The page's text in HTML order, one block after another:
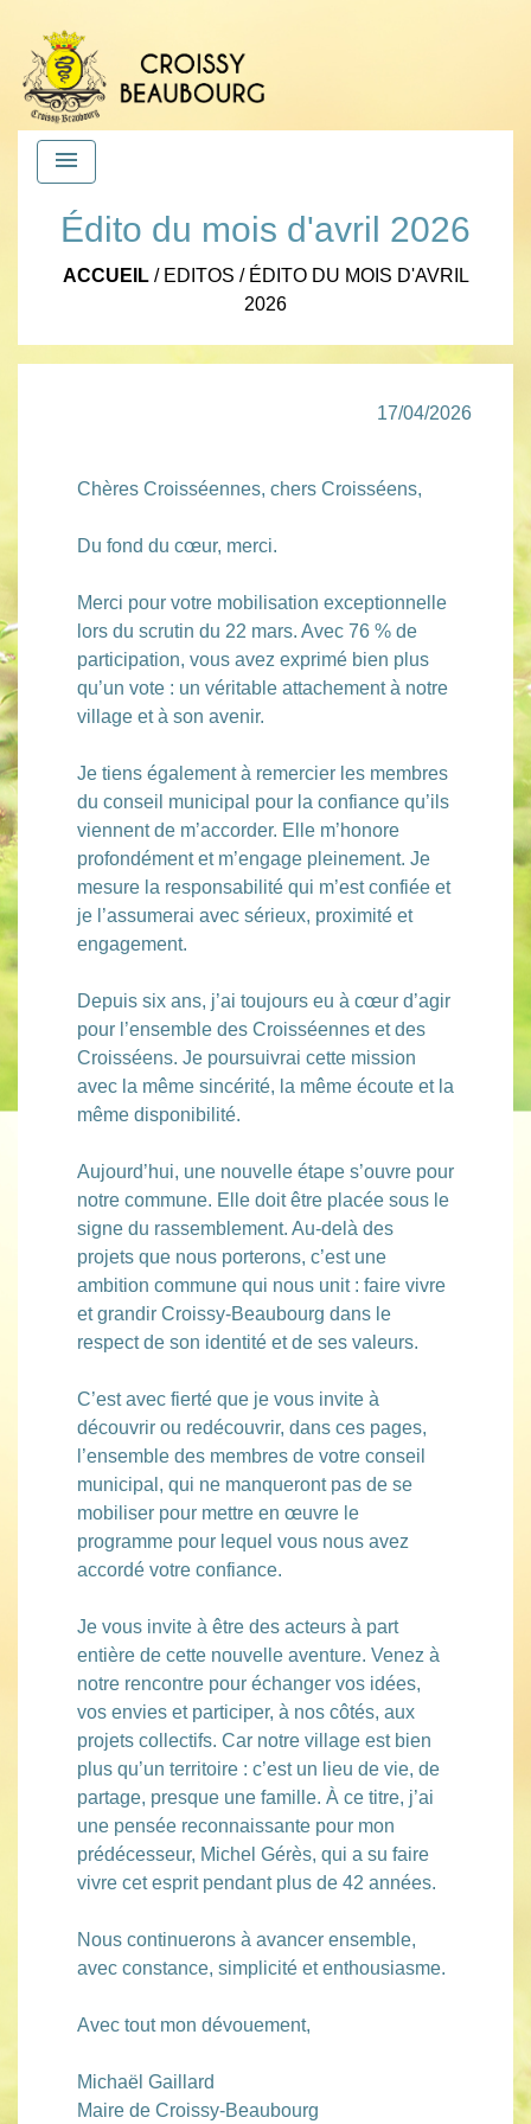
menu
Édito du mois d'avril 2026
ACCUEIL/ EDITOS / ÉDITO DU MOIS D'AVRIL
2026
17/04/2026
Chères Croisséennes, chers Croisséens,
Du fond du cœur, merci.
Merci pour votre mobilisation exceptionnelle
lors du scrutin du 22 mars. Avec 76 % de
participation, vous avez exprimé bien plus
qu’un vote : un véritable attachement à notre
village et à son avenir.
Je tiens également à remercier les membres
du conseil municipal pour la confiance qu’ils
viennent de m’accorder. Elle m’honore
profondément et m’engage pleinement. Je
mesure la responsabilité qui m’est confiée et
je l’assumerai avec sérieux, proximité et
engagement.
Depuis six ans, j’ai toujours eu à cœur d’agir
pour l’ensemble des Croisséennes et des
Croisséens. Je poursuivrai cette mission
avec la même sincérité, la même écoute et la
même disponibilité.
Aujourd’hui, une nouvelle étape s’ouvre pour
notre commune. Elle doit être placée sous le
signe du rassemblement. Au-delà des
projets que nous porterons, c’est une
ambition commune qui nous unit : faire vivre
et grandir Croissy-Beaubourg dans le
respect de son identité et de ses valeurs.
C’est avec fierté que je vous invite à
découvrir ou redécouvrir, dans ces pages,
l’ensemble des membres de votre conseil
municipal, qui ne manqueront pas de se
mobiliser pour mettre en œuvre le
programme pour lequel vous nous avez
accordé votre confiance.
Je vous invite à être des acteurs à part
entière de cette nouvelle aventure. Venez à
notre rencontre pour échanger vos idées,
vos envies et participer, à nos côtés, aux
projets collectifs. Car notre village est bien
plus qu’un territoire : c’est un lieu de vie, de
partage, presque une famille. À ce titre, j’ai
une pensée reconnaissante pour mon
prédécesseur, Michel Gérès, qui a su faire
vivre cet esprit pendant plus de 42 années.
Nous continuerons à avancer ensemble,
avec constance, simplicité et enthousiasme.
Avec tout mon dévouement,
Michaël Gaillard
Maire de Croissy-Beaubourg